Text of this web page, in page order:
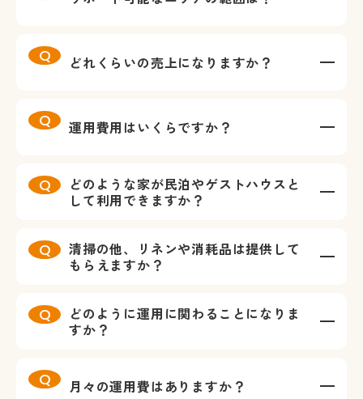
どれくらいの売上になりますか？
運用費用はいくらですか？
どのような家が民泊やゲストハウスと
して利用できますか？
清掃の他、リネンや消耗品は提供して
もらえますか？
どのように運用に関わることになりま
すか？
月々の運用費はありますか？